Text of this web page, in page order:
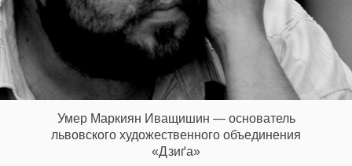
EN
UA
Умер Маркиян Иващишин — основатель
львовского художественного объединения
«Дзиґа»